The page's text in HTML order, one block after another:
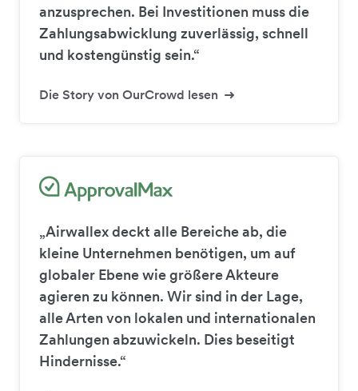
anzusprechen. Bei Investitionen muss die
Zahlungsabwicklung zuverlässig, schnell
und kostengünstig sein.“
Die Story von OurCrowd lesen
„Airwallex deckt alle Bereiche ab, die
kleine Unternehmen benötigen, um auf
globaler Ebene wie größere Akteure
agieren zu können. Wir sind in der Lage,
alle Arten von lokalen und internationalen
Zahlungen abzuwickeln. Dies beseitigt
Hindernisse.“